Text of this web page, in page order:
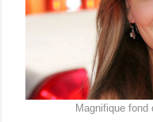
Magnifique fond